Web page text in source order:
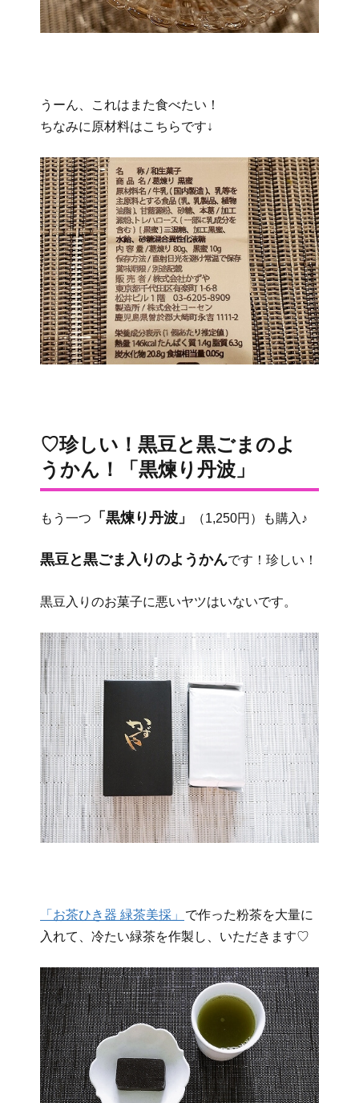
うーん、これはまた食べたい！
ちなみに原材料はこちらです↓
♡珍しい！黒豆と黒ごまのよ
うかん！「黒煉り丹波」
もう一つ 「黒煉り丹波」 （1,250円）も購入♪
黒豆と黒ごま入りのようかんです！珍しい！
黒豆入りのお菓子に悪いヤツはいないです。
「お茶ひき器 緑茶美採」
で作った粉茶を大量に
入れて、冷たい緑茶を作製し、いただきます♡